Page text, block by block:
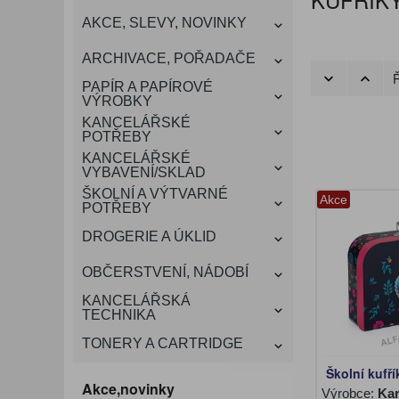
VÁNOCE
DÁRKOVÉ POTŘEBY
SMART DOPLŇKY
ROZDRUŽOVAČE
VIZITKY A JMENOVKY
OBÁLKY
TISKOPISY
KONFERENČNÍ SPISOVKY
NŮŽKY A NOŽE
TAŠKY, KUFRY, AKTOVKY
A OBALY
KANCELÁŘSKÝ
NÁBYTEK
OCHRANNÉ PRACOVNÍ
POMŮCKY
TABULE, NÁSTĚNKY
KRESLENÍ A MALOVÁNÍ
DEZINFEKCE-OCHRANA
PROSTŘEDKY NA PRANÍ
KONVICE A DŽBÁNY
SLADKÉ POTRAVINY
LAMINACE
ŠTÍTKOVAČE
AKCE, SLEVY, NOVINKY
ARCHIVACE, POŘADAČE
PAPÍR A PAPÍROVÉ
VÝROBKY
KANCELÁŘSKÉ
POTŘEBY
KANCELÁŘSKÉ
VYBAVENÍ/SKLAD
ŠKOLNÍ A VÝTVARNÉ
POTŘEBY
DROGERIE A ÚKLID
OBČERSTVENÍ, NÁDOBÍ
KANCELÁŘSKÁ
TECHNIKA
TONERY A CARTRIDGE
Akce,novinky
Akce
Školní
Výrobce: